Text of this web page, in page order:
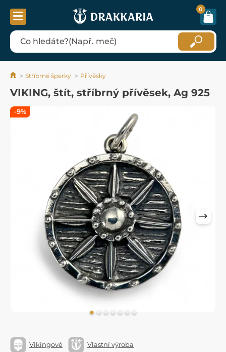
0
Stříbrné šperky Přívěsky
VIKING, štít, stříbrný přívěsek, Ag 925
Vikingové Vlastní výroba
-9%